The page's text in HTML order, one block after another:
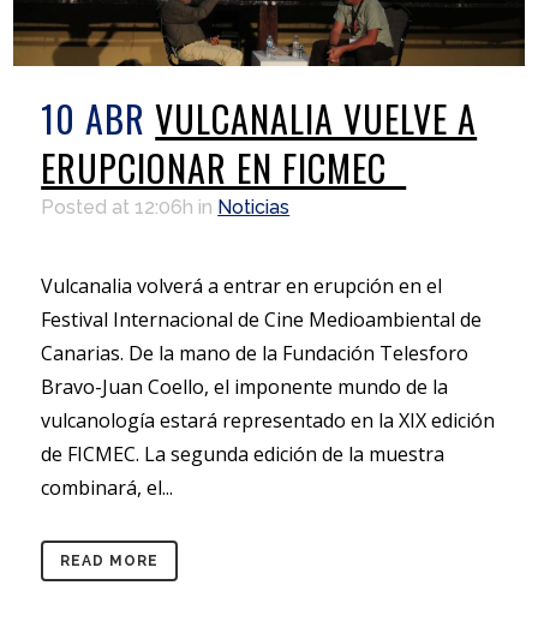
10 ABR VULCANALIA VUELVE A
ERUPCIONAR EN FICMEC
Posted at 12:06h in Noticias
Vulcanalia volverá a entrar en erupción en el
Festival Internacional de Cine Medioambiental de
Canarias. De la mano de la Fundación Telesforo
Bravo-Juan Coello, el imponente mundo de la
vulcanología estará representado en la XIX edición
de FICMEC. La segunda edición de la muestra
combinará, el...
READ MORE